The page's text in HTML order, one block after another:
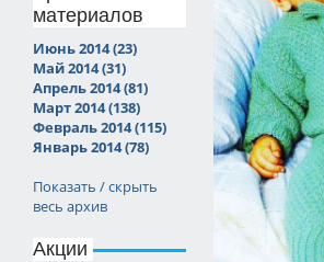
материалов
Июнь 2014 (23)
Май 2014 (31)
Апрель 2014 (81)
Март 2014 (138)
Февраль 2014 (115)
Январь 2014 (78)
Показать / скрыть
весь архив
Акции